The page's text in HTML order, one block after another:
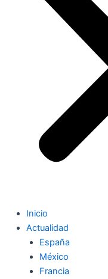
Inicio
Actualidad
España
México
Francia